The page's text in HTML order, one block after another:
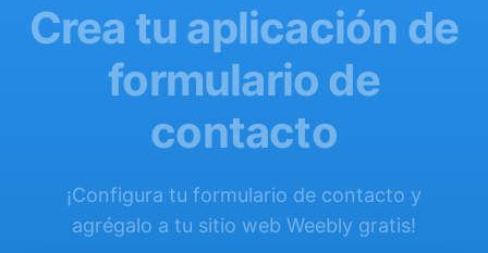
Crea tu aplicación de
formulario de
contacto
¡Configura tu formulario de contacto y
agrégalo a tu sitio web Weebly gratis!